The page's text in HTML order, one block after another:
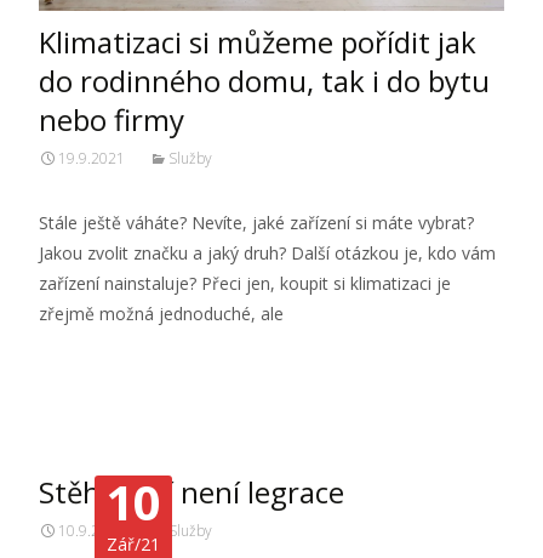
Klimatizaci si můžeme pořídit jak
do rodinného domu, tak i do bytu
nebo firmy
19.9.2021 Služby
Stále ještě váháte? Nevíte, jaké zařízení si máte vybrat?
Jakou zvolit značku a jaký druh? Další otázkou je, kdo vám
zařízení nainstaluje? Přeci jen, koupit si klimatizaci je
zřejmě možná jednoduché, ale
10
Zář/21
Stěhování není legrace
10.9.2021 Služby